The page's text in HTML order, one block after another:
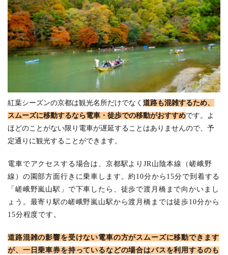
紅葉シーズンの京都は観光名所だけでなく 道路も混雑するため、
スムーズに移動するなら電車・徒歩での移動がおすすめです。よ
ほどのことがない限り電車が遅延することはありませんので、予
定通りに観光することができます。
電車でアクセスする場合は、京都駅よりJR山陰本線（嵯峨野
線）の園部方面行きに乗車します。約10分から15分で到着する
「嵯峨野嵐山駅」で下車したら、徒歩で渡月橋まで向かいまし
ょう。最寄り駅の嵯峨野嵐山駅から渡月橋までは徒歩10分から
15分程度です。
道路混雑の影響を受けない電車の方がスムーズに移動できます
が、一日乗車券を持っているなどの場合はバスを利用するのも